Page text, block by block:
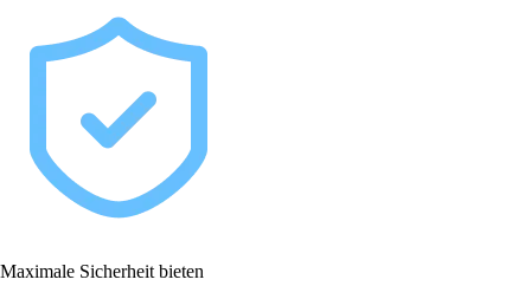
Maximale Sicherheit bieten